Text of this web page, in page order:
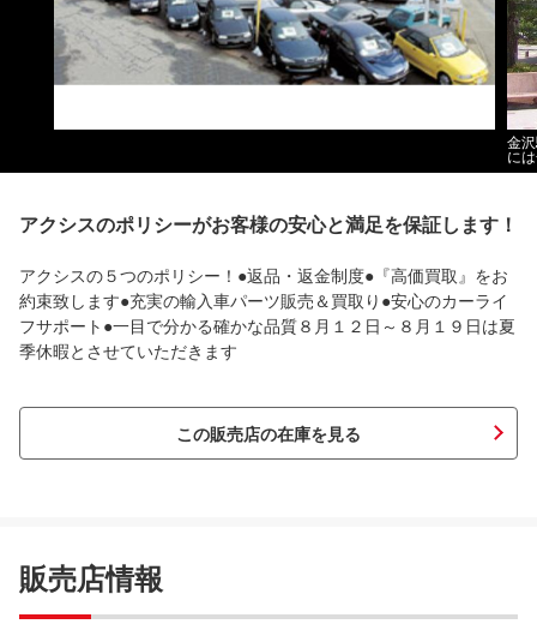
金
に
アクシスのポリシーがお客様の安心と満足を保証します！
アクシスの５つのポリシー！●返品・返金制度●『高価買取』をお
約束致します●充実の輸入車パーツ販売＆買取り●安心のカーライ
フサポート●一目で分かる確かな品質８月１２日～８月１９日は夏
季休暇とさせていただきます
この販売店の在庫を見る
販売店情報